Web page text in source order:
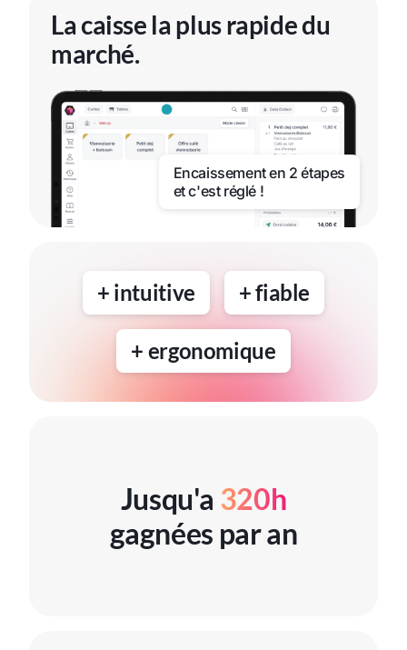
La caisse la plus rapide du
marché.
Encaissement en 2 étapes
et c'est réglé !
+ intuitive + fiable
+ ergonomique
Jusqu'a 320h
gagnées par an